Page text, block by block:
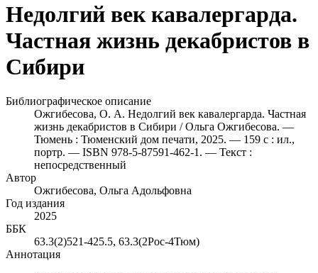
Недолгий век кавалергарда.
Частная жизнь декабристов в
Сибири
Библиографическое описание
Ожгибесова, О. А. Недолгий век кавалергарда. Частная
жизнь декабристов в Сибири / Ольга Ожгибесова. —
Тюмень : Тюменский дом печати, 2025. — 159 с : ил.,
портр. — ISBN 978-5-87591-462-1. — Текст :
непосредственный
Автор
Ожгибесова, Ольга Адольфовна
Год издания
2025
ББК
63.3(2)521-425.5, 63.3(2Рос-4Тюм)
Аннотация